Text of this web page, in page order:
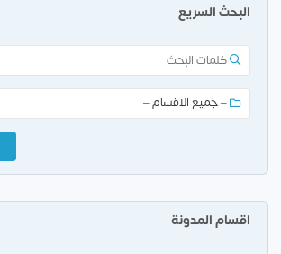
البحث السريع
اقسام المدونة